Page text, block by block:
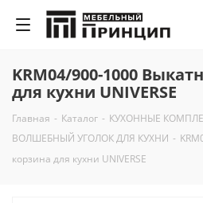
KRM04/900-1000
для кухни UNIVERSE
Главная - Каталог - КУХОННЫЕ
ВОЛШЕБНЫЙ УГОЛОК ДЛЯ КУХНИ -
корзина для кухни UNIVERSE